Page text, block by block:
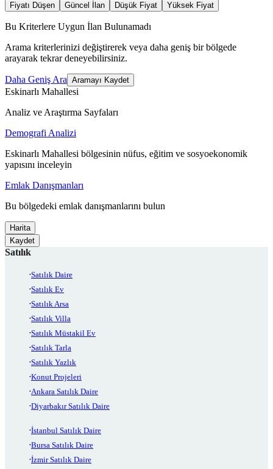
Fiyatı Düşen Güncel İlan Düşük Fiyat Yüksek Fiyat
Bu Kriterlere Uygun İlan Bulunamadı
Arama kriterlerinizi değiştirerek veya daha geniş bir bölgede
arayarak tekrar deneyebilirsiniz.
Daha Geniş Ara Aramayı Kaydet
Eskinarlı Mahallesi
Analiz ve Araştırma Sayfaları
Demografi Analizi
Eskinarlı Mahallesi bölgesinin nüfus, eğitim ve sosyoekonomik
yapısını inceleyin
Emlak Danışmanları
Bu bölgedeki emlak danışmanlarını bulun
Harita
Kaydet
Satılık
Satılık Daire
Satılık Ev
Satılık Arsa
Satılık Villa
Satılık Müstakil Ev
Satılık Tarla
Satılık Yazlık
Konut Projeleri
Ankara Satılık Daire
Diyarbakır Satılık Daire
İstanbul Satılık Daire
Bursa Satılık Daire
İzmir Satılık Daire